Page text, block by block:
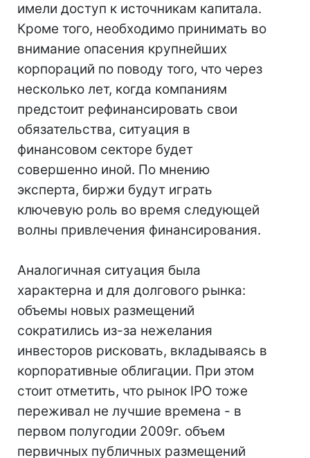
имели доступ к источникам капитала.
Кроме того, необходимо принимать во
внимание опасения крупнейших
корпораций по поводу того, что через
несколько лет, когда компаниям
предстоит рефинансировать свои
обязательства, ситуация в
финансовом секторе будет
совершенно иной. По мнению
эксперта, биржи будут играть
ключевую роль во время следующей
волны привлечения финансирования.
Аналогичная ситуация была
характерна и для долгового рынка:
объемы новых размещений
сократились из-за нежелания
инвесторов рисковать, вкладываясь в
корпоративные облигации. При этом
стоит отметить, что рынок IPO тоже
переживал не лучшие времена - в
первом полугодии 2009г. объем
первичных публичных размещений